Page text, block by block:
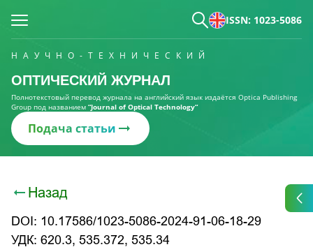
ISSN: 1023-5086
НАУЧНО-ТЕХНИЧЕСКИЙ
ОПТИЧЕСКИЙ ЖУРНАЛ
Полнотекстовый перевод журнала на английский язык издаётся Optica Publishing
Group под названием “Journal of Optical Technology“
Подача статьи
Назад
DOI: 10.17586/1023-5086-2024-91-06-18-29
УДК: 620.3, 535.372, 535.34